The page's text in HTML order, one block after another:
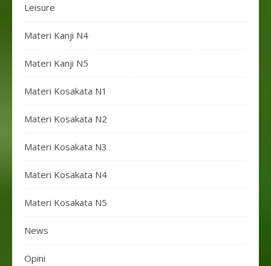
Leisure
Materi Kanji N4
Materi Kanji N5
Materi Kosakata N1
Materi Kosakata N2
Materi Kosakata N3
Materi Kosakata N4
Materi Kosakata N5
News
Opini